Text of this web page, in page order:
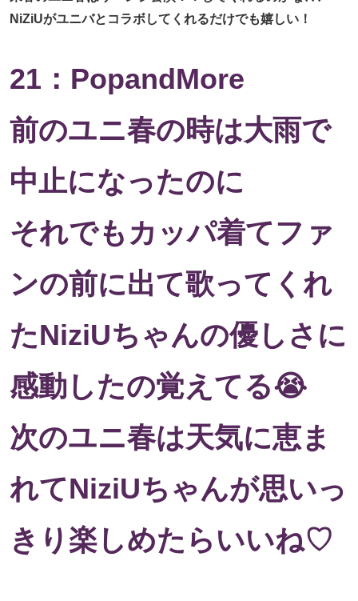
NiZiUがユニバとコラボしてくれるだけでも嬉しい！
21：PopandMore
前のユニ春の時は大雨で
中止になったのに
それでもカッパ着てファ
ンの前に出て歌ってくれ
たNiziUちゃんの優しさに
感動したの覚えてる😭
次のユニ春は天気に恵ま
れてNiziUちゃんが思いっ
きり楽しめたらいいね♡